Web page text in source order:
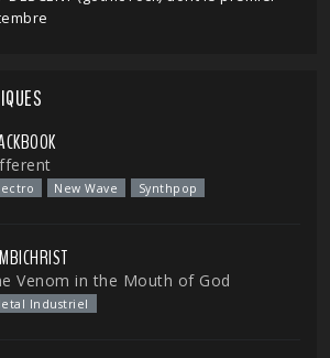
New Wave Synthpop
Venom in the Mouth of God
Industriel